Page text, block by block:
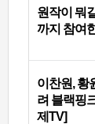
원작이 뭐
까지 참여
이찬원, 황
려 블랙핑
제TV]